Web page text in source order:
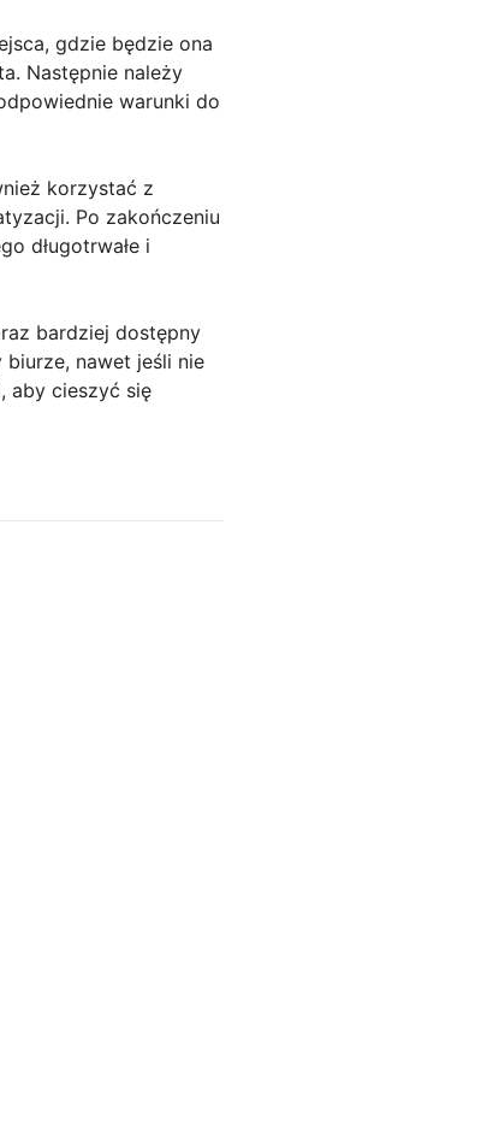
gdzie będzie ona
Następnie należy
warunki do
korzystać z
Po zakończeniu
długotrwałe i
bardziej dostępny
nawet jeśli nie
aby cieszyć się